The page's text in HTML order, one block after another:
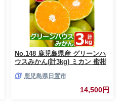
No.148 鹿児島県産 グリーンハ
ウスみかん(計3kg) ミカン 蜜柑
鹿児島 ギフト 贈答【黒川農
鹿児島県日置市
14,500円